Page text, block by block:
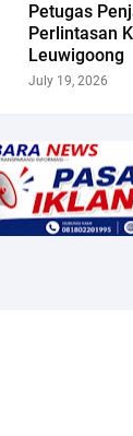
Petugas
Perlintasan
Leuwigoong
July 19, 2026